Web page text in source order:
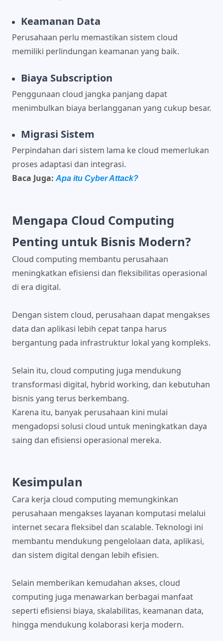
Keamanan Data
Perusahaan perlu memastikan sistem cloud
memiliki perlindungan keamanan yang baik.
Biaya Subscription
Penggunaan cloud jangka panjang dapat
menimbulkan biaya berlangganan yang cukup besar.
Migrasi Sistem
Perpindahan dari sistem lama ke cloud memerlukan
proses adaptasi dan integrasi.
Baca Juga:Apa itu Cyber Attack?
Mengapa Cloud Computing
Penting untuk Bisnis Modern?
Cloud computing membantu perusahaan
meningkatkan efisiensi dan fleksibilitas operasional
di era digital.
Dengan sistem cloud, perusahaan dapat mengakses
data dan aplikasi lebih cepat tanpa harus
bergantung pada infrastruktur lokal yang kompleks.
Selain itu, cloud computing juga mendukung
transformasi digital, hybrid working, dan kebutuhan
bisnis yang terus berkembang.
Karena itu, banyak perusahaan kini mulai
mengadopsi solusi cloud untuk meningkatkan daya
saing dan efisiensi operasional mereka.
Kesimpulan
Cara kerja cloud computing memungkinkan
perusahaan mengakses layanan komputasi melalui
internet secara fleksibel dan scalable. Teknologi ini
membantu mendukung pengelolaan data, aplikasi,
dan sistem digital dengan lebih efisien.
Selain memberikan kemudahan akses, cloud
computing juga menawarkan berbagai manfaat
seperti efisiensi biaya, skalabilitas, keamanan data,
hingga mendukung kolaborasi kerja modern.